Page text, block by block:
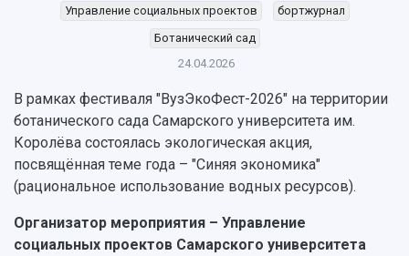
Руководство
Наблюдательный совет
Попечительский совет
Ректорат
Кадровый резерв
Персоналии
Заслуженные деятели
СМИ об университете
Газета "Полет"
Газета "Самарский университет"
Мы в соцсетях
Мультимедиа
Подкасты
Аспирантура
Формы обучения
Институты и факультеты
Образовательные программы
Расписание занятий
Конкурс на замещение должностей научных
Научно-технический совет
Научные проекты и темы
Аспирантура и докторантура
Справочные материалы
Научная инфраструктура
Научно-исследовательские подразделения
Управление социальных проектов
бортжурнал
Ботанический сад
24.04.2026
В рамках фестиваля "ВузЭкоФест-2026" на территории
ботанического сада Самарского университета им.
Королёва состоялась экологическая акция,
посвящённая теме года – "Синяя экономика"
(рациональное использование водных ресурсов).
Организатор мероприятия – Управление
социальных проектов Самарского университета